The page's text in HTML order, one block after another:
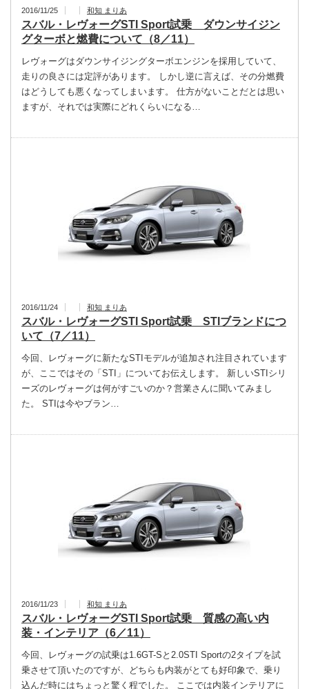
2016/11/25 和知 まりあ
スバル・レヴォーグSTI Sport試乗 ダウンサイジン
グターボと燃費について（8／11）
レヴォーグはダウンサイジングターボエンジンを採用していて、
走りの良さには定評があります。 しかし逆に言えば、その分燃費
はどうしても悪くなってしまいます。 仕方がないことだとは思い
ますが、それでは実際にどれくらいになる…
2016/11/24 和知 まりあ
スバル・レヴォーグSTI Sport試乗 STIブランドにつ
いて（7／11）
今回、レヴォーグに新たなSTIモデルが追加され注目されています
が、ここではその「STI」についてお伝えします。 新しいSTIシリ
ーズのレヴォーグは何がすごいのか？営業さんに聞いてみまし
た。 STIは今やブラン…
2016/11/23 和知 まりあ
スバル・レヴォーグSTI Sport試乗 質感の高い内
装・インテリア（6／11）
今回、レヴォーグの試乗は1.6GT-Sと2.0STI Sportの2タイプを試
乗させて頂いたのですが、どちらも内装がとても好印象で、乗り
込んだ時にはちょっと驚く程でした。 ここでは内装インテリアに